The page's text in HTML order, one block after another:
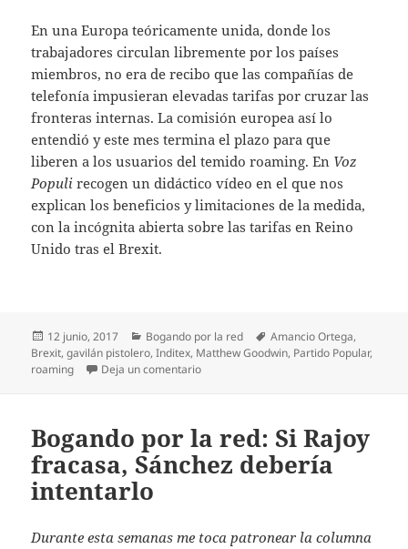
En una Europa teóricamente unida, donde los
trabajadores circulan libremente por los países
miembros, no era de recibo que las compañías de
telefonía impusieran elevadas tarifas por cruzar las
fronteras internas. La comisión europea así lo
entendió y este mes termina el plazo para que
liberen a los usuarios del temido roaming. En Voz
Populi recogen un didáctico vídeo en el que nos
explican los beneficios y limitaciones de la medida,
con la incógnita abierta sobre las tarifas en Reino
Unido tras el Brexit.
Publicado
el
12 junio, 2017 Categorías
Bogando por la red Etiquetas
Amancio Ortega,
Brexit,gavilán pistolero,Inditex, Matthew Goodwin, Partido Popular,
roaming
Deja un comentarioen Bogando por la red: Vaticinios
Bogando por la red: Si Rajoy
fracasa, Sánchez debería
intentarlo
Durante esta semanas me toca patronear la columna